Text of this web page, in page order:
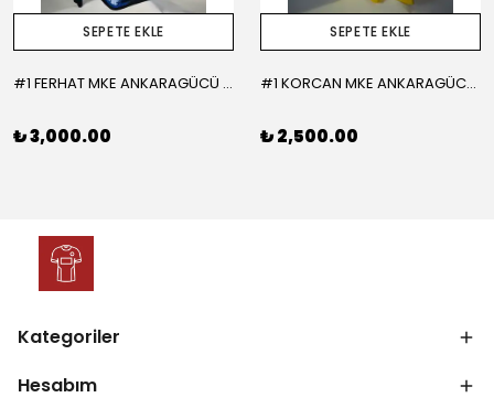
SEPETE EKLE
#1 FERHAT MKE ANKARAGÜCÜ 2015-2016 KALECİ - LARGE
₺ 3,000.00
SEPETE EKLE
#1 KORCAN MKE ANKARAGÜCÜ 2019-2020 KALECİ - MEDIUM
₺ 2,500.00
Kategoriler
Hesabım